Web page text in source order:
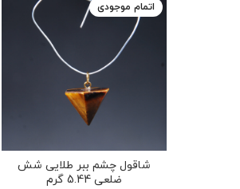
اتمام موجودی
شاقول چشم ببر طلایی شش
ضلعی 5.44 گرم